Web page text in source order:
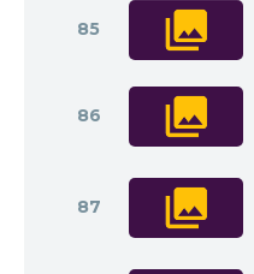
85
86
87